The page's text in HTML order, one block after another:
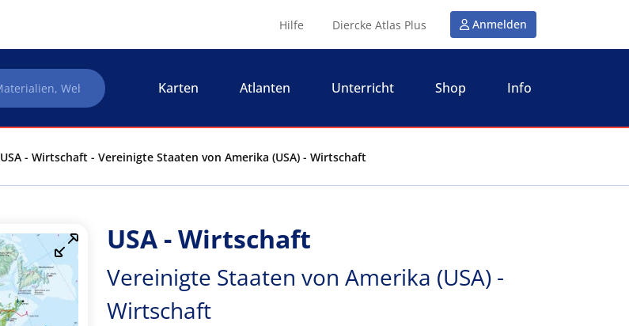
Hilfe Diercke Atlas Plus Anmelden
Karten Atlanten Unterricht Shop Info
USA - Wirtschaft - Vereinigte Staaten von Amerika (USA) - Wirtschaft
USA - Wirtschaft
Vereinigte Staaten von Amerika (USA) -
Wirtschaft